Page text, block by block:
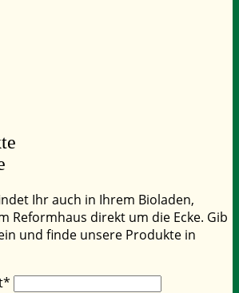
Ihr auch in Ihrem Bioladen,
Reformhaus direkt um die Ecke. Gib
und finde unsere Produkte in
*